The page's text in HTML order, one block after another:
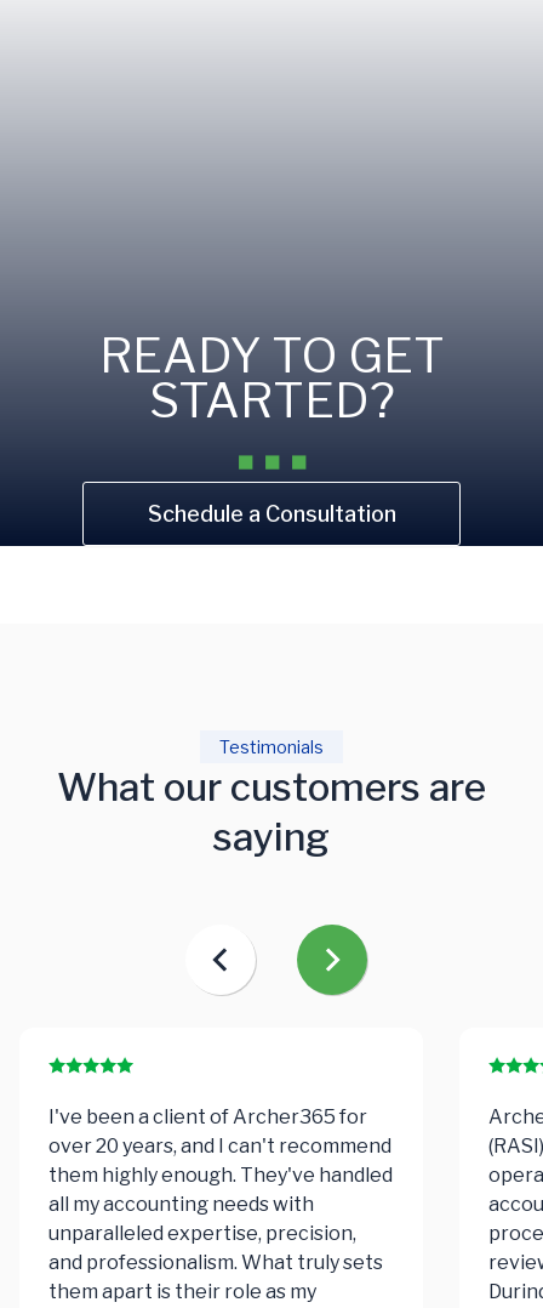
READY TO GET
STARTED?
Schedule a Consultation
What our customers are
saying
Testimonials
I've been a client of Archer365 for
over 20 years, and I can't recommend
them highly enough. They've handled
all my accounting needs with
unparalleled expertise, precision,
and professionalism. What truly sets
them apart is their role as my